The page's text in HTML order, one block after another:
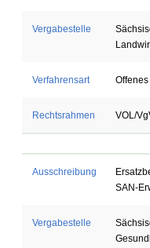
Vergabestelle
Verfahrensart
Rechtsrahmen VOL/
Ausschreibung
SAN-
Vergabestelle